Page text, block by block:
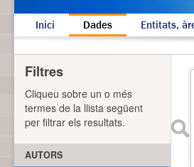
Inici Dades Entitats,
Filtres
Cliqueu sobre un o més
termes de la llista següent
per filtrar els resultats.
AUTORS